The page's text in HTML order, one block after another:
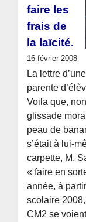
faire les
frais de
la laïcité.
16 février 2008
La lettre
parente
Voila que,
glissade
peau de
s’était à lui-
carpette, M.
« faire en
année, à
scolaire
CM2 se